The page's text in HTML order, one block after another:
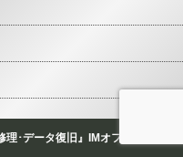
･データ復旧』IMオフィス